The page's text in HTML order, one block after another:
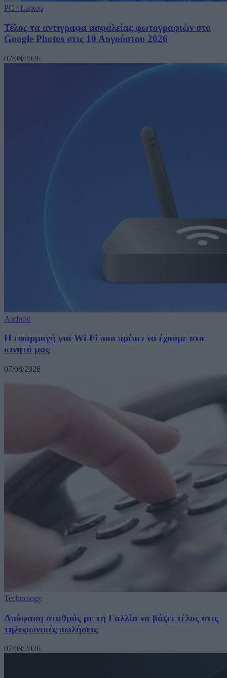
PC / Laptop
Τέλος τα αντίγραφα ασφαλείας φωτογραφιών στο
Google Photos στις 10 Αυγούστου 2026
07/08/2026
Android
Η εφαρμογή για Wi-Fi που πρέπει να έχουμε στο
κινητό μας
07/08/2026
Technology
Απόφαση σταθμός με τη Γαλλία να βάζει τέλος στις
τηλεφωνικές πωλήσεις
07/08/2026